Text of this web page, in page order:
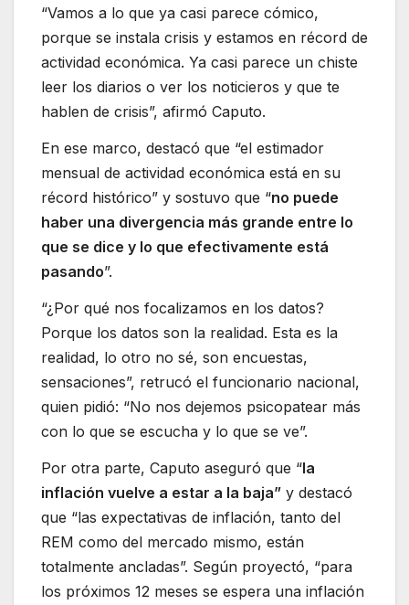
“Vamos a lo que ya casi parece cómico,
porque se instala crisis y estamos en récord de
actividad económica. Ya casi parece un chiste
leer los diarios o ver los noticieros y que te
hablen de crisis”, afirmó Caputo.
En ese marco, destacó que “el estimador
mensual de actividad económica está en su
récord histórico” y sostuvo que “no puede
haber una divergencia más grande entre lo
que se dice y lo que efectivamente está
pasando”.
“¿Por qué nos focalizamos en los datos?
Porque los datos son la realidad. Esta es la
realidad, lo otro no sé, son encuestas,
sensaciones”, retrucó el funcionario nacional,
quien pidió: “No nos dejemos psicopatear más
con lo que se escucha y lo que se ve”.
Por otra parte, Caputo aseguró que “la
inflación vuelve a estar a la baja” y destacó
que “las expectativas de inflación, tanto del
REM como del mercado mismo, están
totalmente ancladas”. Según proyectó, “para
los próximos 12 meses se espera una inflación